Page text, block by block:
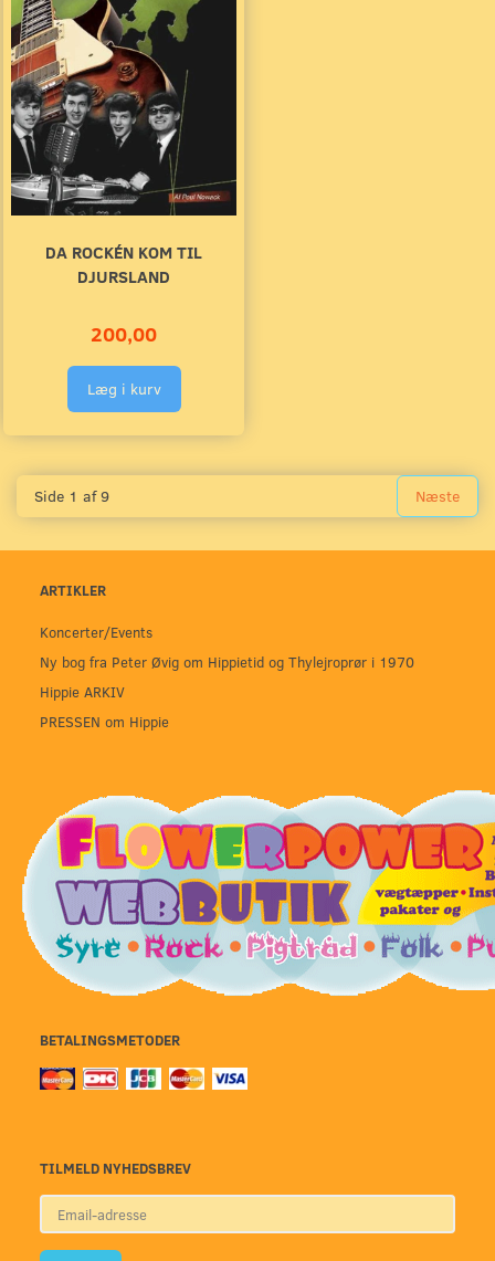
DA ROCKÉN KOM TIL
DJURSLAND
200,00
Læg i kurv
Side 1 af 9 Næste
ARTIKLER
Koncerter/Events
Ny bog fra Peter Øvig om Hippietid og Thylejroprør i 1970
Hippie ARKIV
PRESSEN om Hippie
BETALINGSMETODER
TILMELD NYHEDSBREV
Email-
adresse